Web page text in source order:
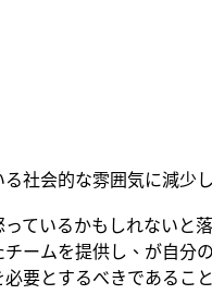
社会的な雰囲気に減少
ているかもしれない
ームを提供し、が自
要とするべきであるこ